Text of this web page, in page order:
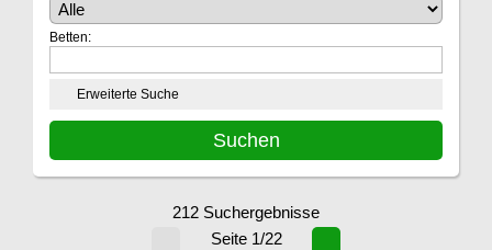
Betten:
Erweiterte Suche
212 Suchergebnisse
Seite 1/22